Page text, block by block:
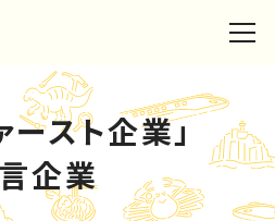
ースト企業」
企業